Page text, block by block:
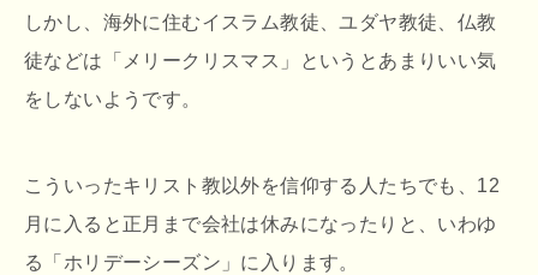
しかし、海外に住むイスラム教徒、ユダヤ教徒、仏教
徒などは「メリークリスマス」というとあまりいい気
をしないようです。
こういったキリスト教以外を信仰する人たちでも、12
月に入ると正月まで会社は休みになったりと、いわゆ
る「ホリデーシーズン」に入ります。